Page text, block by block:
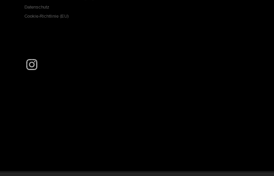
Datenschutz
Cookie-Richtlinie (EU)
Instagram